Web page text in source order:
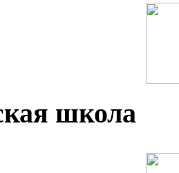
школа